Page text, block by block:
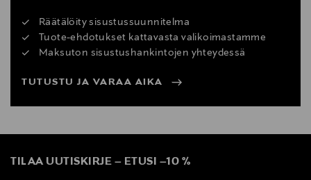
Räätälöity sisustussuunnitelma
Tuote-ehdotukset kattavasta valikoimastamme
Maksuton sisustushankintojen yhteydessä
TUTUSTU JA VARAA AIKA
TILAA UUTISKIRJE – ETUSI –10 %